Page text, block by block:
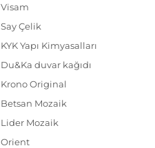
Visam
Say Çelik
KYK Yapı Kimyasalları
Du&Ka duvar kağıdı
Krono Original
Betsan Mozaik
Lider Mozaik
Orient